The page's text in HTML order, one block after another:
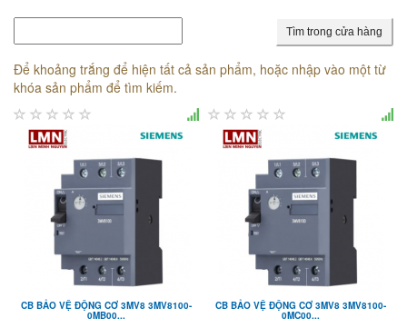
Tìm trong cửa hàng
Để khoảng trắng để hiện tất cả sản phẩm, hoặc nhập vào một từ
khóa sản phẩm để tìm kiếm.
CB BẢO VỆ ĐỘNG CƠ 3MV8 3MV8100-
0MB00...
CB BẢO VỆ ĐỘNG CƠ 3MV8 3MV8100-
0MC00...